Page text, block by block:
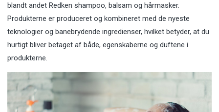
blandt andet Redken shampoo, balsam og hårmasker.
Produkterne er produceret og kombineret med de nyeste
teknologier og banebrydende ingredienser, hvilket betyder, at du
hurtigt bliver betaget af både, egenskaberne og duftene i
produkterne.